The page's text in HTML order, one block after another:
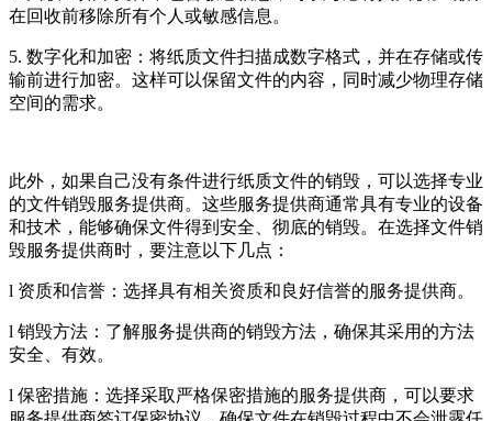
在回收前移除所有个人或敏感信息。
5. 数字化和加密：将纸质文件扫描成数字格式，并在存储或传
输前进行加密。这样可以保留文件的内容，同时减少物理存储
空间的需求。
此外，如果自己没有条件进行纸质文件的销毁，可以选择专业
的文件销毁服务提供商。这些服务提供商通常具有专业的设备
和技术，能够确保文件得到安全、彻底的销毁。在选择文件销
毁服务提供商时，要注意以下几点：
l 资质和信誉：选择具有相关资质和良好信誉的服务提供商。
l 销毁方法：了解服务提供商的销毁方法，确保其采用的方法
安全、有效。
l 保密措施：选择采取严格保密措施的服务提供商，可以要求